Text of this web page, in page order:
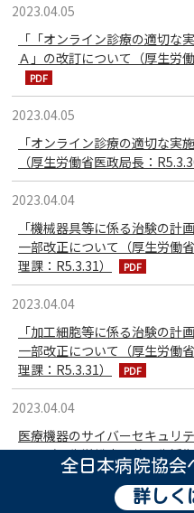
2023.04.05
「「オンライン診療の適切な
Ａ」の改訂について（厚生労
2023.04.05
「オンライン診療の適切な実
（厚生労働省医政局長：
2023.04.04
「機械器具等に係る治験の計
一部改正について（厚生労働
理課：R5.3.31）
2023.04.04
「加工細胞等に係る治験の計
一部改正について（厚生労働
理課：R5.3.31）
2023.04.04
医療機器のサイバーセキュリ
いて（厚生労働省医薬・生活
全対策課：R5.3.31）
全日本病院協会
詳しく